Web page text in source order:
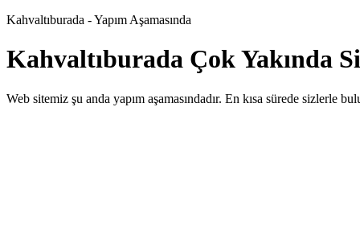
Kahvaltıburada - Yapım Aşamasında
Kahvaltıburada Çok Yakında
Web sitemiz şu anda yapım aşamasındadır. En kısa sürede sizlerle